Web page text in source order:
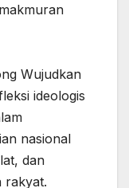
Wujudkan
ideologis
nasional
dan
rakyat.